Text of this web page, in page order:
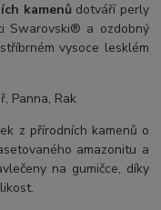
kamenů dotváří perly
Swarovski® a ozdobný
vysoce lesklém
Panna, Rak
z přírodních kamenů o
amazonitu a
na gumičce, díky